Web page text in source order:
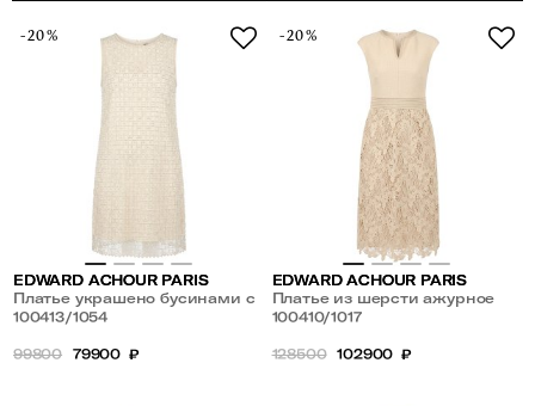
-20%
EDWARD ACHOUR PARIS
Платье украшено бусинами с
пайетками
100413/1054
99800 79900 ₽
-20%
EDWARD ACHOUR PARIS
Платье из шерсти ажурное
100410/1017
128500 102900 ₽